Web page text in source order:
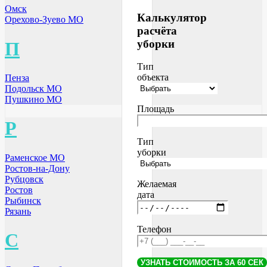
Омск
Орехово-Зуево МО
П
Пенза
Подольск МО
Пушкино МО
Р
Раменское МО
Ростов-на-Дону
Рубцовск
Ростов
Рыбинск
Рязань
С
Калькулятор
расчёта
уборки
Тип
объекта
Площадь
Тип
уборки
Желаемая
дата
Телефон